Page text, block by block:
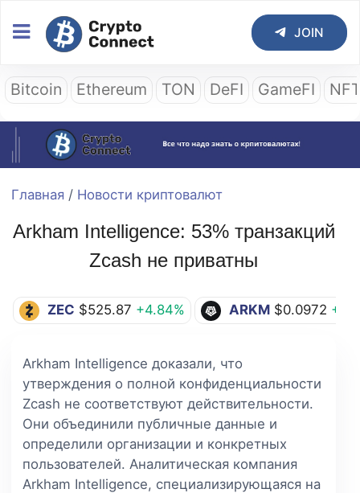
JOIN
Bitcoin Ethereum TON DeFI GameFI
Главная / Новости криптовалют
Arkham Intelligence: 53% транзакций
Zcash не приватны
ZEC $525.87 +4.84% ARKM $0.0972
Arkham Intelligence доказали, что
утверждения о полной конфиденциальности
Zcash не соответствуют действительности.
Они объединили публичные данные и
определили организации и конкретных
пользователей. Аналитическая компания
Arkham Intelligence, специализирующаяся на